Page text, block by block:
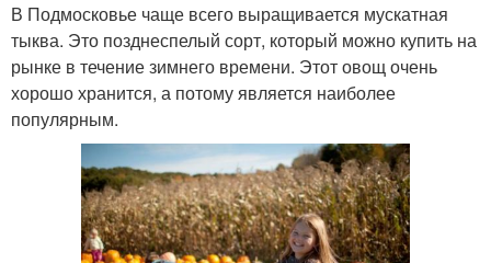
В Подмосковье чаще всего выращивается мускатная
тыква. Это позднеспелый сорт, который можно купить на
рынке в течение зимнего времени. Этот овощ очень
хорошо хранится, а потому является наиболее
популярным.